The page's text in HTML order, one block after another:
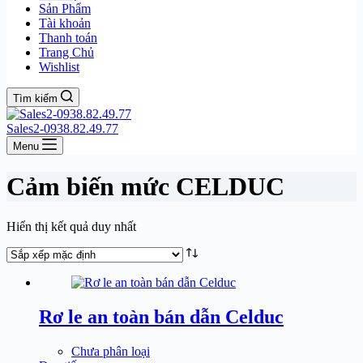
Sản Phẩm
Tài khoản
Thanh toán
Trang Chủ
Wishlist
Tìm kiếm
Sales2-0938.82.49.77
Menu
Cảm biến mức CELDUC
Hiển thị kết quả duy nhất
Rơ le an toàn bán dẫn Celduc
Chưa phân loại